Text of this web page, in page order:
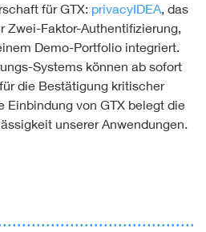
für GTX: privacyIDEA, das
Zwei-Faktor-Authentifizierung,
Demo-Portfolio integriert.
Systems können ab sofort
die Bestätigung kritischer
Einbindung von GTX belegt die
unserer Anwendungen.